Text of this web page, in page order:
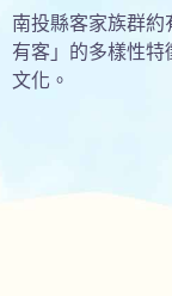
南投縣客家族群
有客」的多樣性
文化。